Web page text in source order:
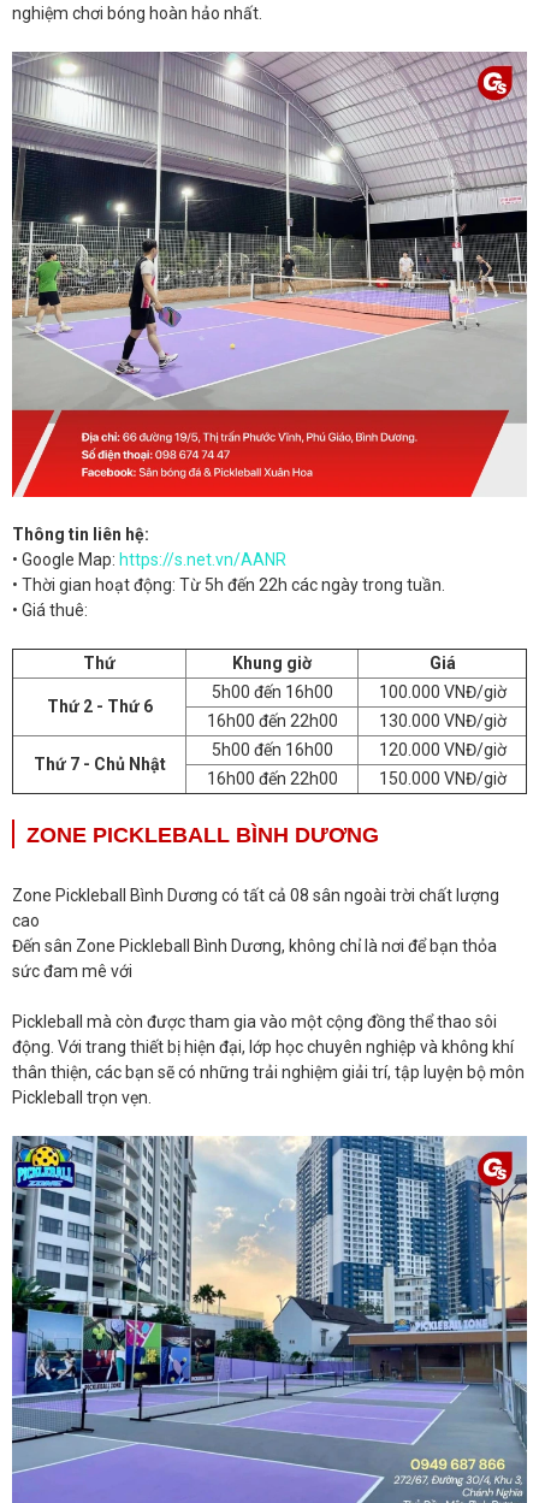
nghiệm chơi bóng hoàn hảo nhất.
Thông tin liên hệ:
• Google Map: https://s.net.vn/AANR
• Thời gian hoạt động: Từ 5h đến 22h các ngày trong tuần.
• Giá thuê:
Thứ Khung giờ Giá
Thứ 2 - Thứ 6
5h00 đến 16h00
100.000 VNĐ/giờ
16h00 đến 22h00
130.000 VNĐ/giờ
Thứ 7 - Chủ Nhật
5h00 đến 16h00
120.000 VNĐ/giờ
16h00 đến 22h00
150.000 VNĐ/giờ
ZONE PICKLEBALL BÌNH DƯƠNG
Zone Pickleball Bình Dương có tất cả 08 sân ngoài trời chất lượng
cao
Đến sân Zone Pickleball Bình Dương, không chỉ là nơi để bạn thỏa
sức đam mê với
Pickleball mà còn được tham gia vào một cộng đồng thể thao sôi
động. Với trang thiết bị hiện đại, lớp học chuyên nghiệp và không khí
thân thiện, các bạn sẽ có những trải nghiệm giải trí, tập luyện bộ môn
Pickleball trọn vẹn.